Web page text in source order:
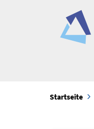
Startseite